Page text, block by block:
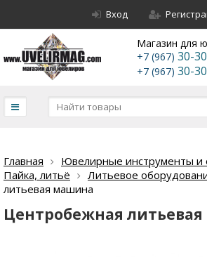
Вход
Магазин для
+7 (967) 30-
+7 (967) 30-
Главная
Ювелирные инструменты и
Пайка, литьё
Литьевое
литьевая машина
Центробежная